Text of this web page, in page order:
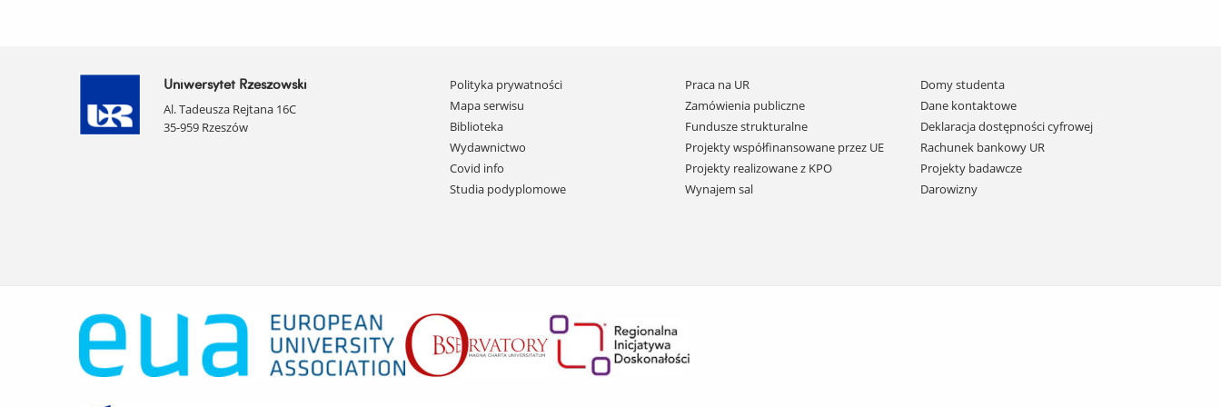
Uniwersytet Rzeszowski
Al. Tadeusza Rejtana 16C
35-959 Rzeszów
Pomiń
nawigację
i
przejdź
do
treści
Polityka prywatności
Mapa serwisu
Biblioteka
Wydawnictwo
Covid info
Studia podyplomowe
Praca na UR
Zamówienia publiczne
Fundusze strukturalne
Projekty współfinansowane przez UE
Projekty realizowane z KPO
Wynajem sal
Domy studenta
Dane kontaktowe
Deklaracja dostępności cyfrowej
Rachunek bankowy UR
Projekty badawcze
Darowizny